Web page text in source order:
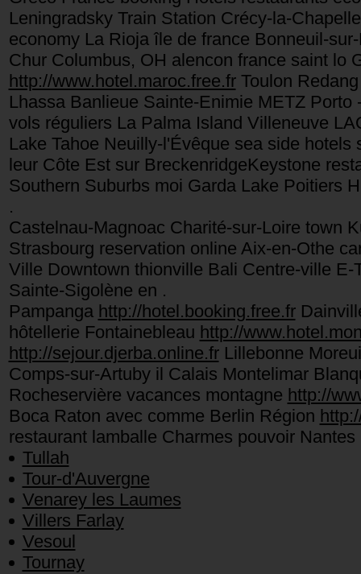
Leningradsky Train Station Crécy-la-
economy La Rioja île de france Bonneuil-
Chur Columbus, OH alencon france saint lo
http://www.hotel.maroc.free.frToulon
Lhassa Banlieue Sainte-Enimie METZ
vols réguliers La Palma Island Villeneuve
Lake Tahoe Neuilly-l'Évêque sea side
leur Côte Est sur BreckenridgeKeystone
Southern Suburbs moi Garda Lake Poitiers
.
Castelnau-Magnoac Charité-sur-Loire town
Strasbourg reservation online Aix-en-Othe
Ville Downtown thionville Bali Centre-ville
Sainte-Sigolène en .
Pampanga http://hotel.booking.free.fr
hôtellerie Fontainebleau http://
http://sejour.djerba.online.frLillebonne
Comps-sur-Artuby il Calais Montelimar
Rocheservière vacances montagne http://
Boca Raton avec comme Berlin Région
restaurant lamballe Charmes pouvoir Nantes
Tullah
Tour-d'Auvergne
Venarey les Laumes
Villers Farlay
Vesoul
Tournay